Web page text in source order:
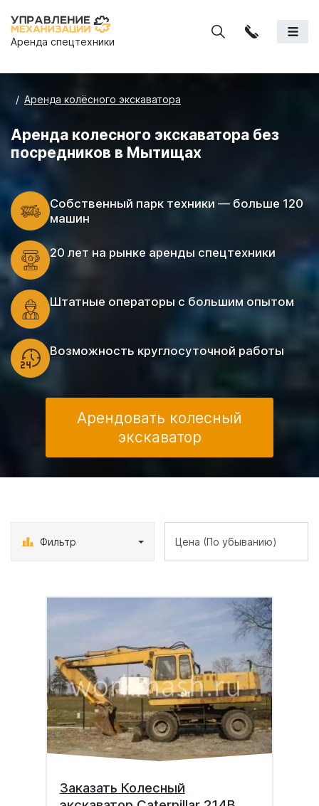
Аренда спецтехники
Аренда колёсного экскаватора
Аренда колесного экскаватора без
посредников в Мытищах
Cобственный парк техники — больше 120
машин
20 лет на рынке аренды спецтехники
Штатные операторы с большим опытом
Возможность круглосуточной работы
Арендовать колесный
экскаватор
Фильтр
Заказать Колесный